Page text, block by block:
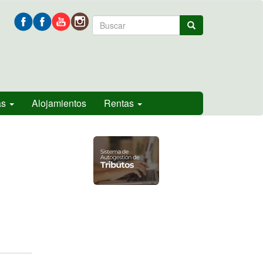
Formulario
Alojamientos Rentas